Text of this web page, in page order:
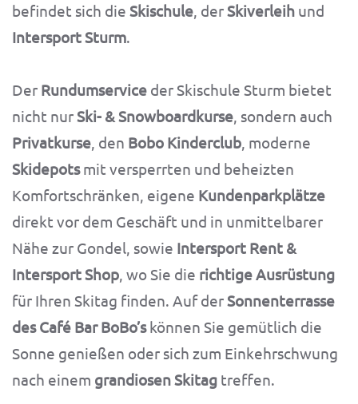
befindet sich die Skischule, derSkiverleih und
Intersport Sturm.
Der Rundumservice der Skischule Sturm bietet
nicht nurSki- & Snowboardkurse, sondern auch
Privatkurse, den Bobo Kinderclub, moderne
Skidepotsmit versperrten und beheizten
Komfortschränken, eigene Kundenparkplätze
direkt vor dem Geschäft und in unmittelbarer
Nähe zur Gondel, sowie Intersport Rent &
Intersport Shop, wo Sie die richtige Ausrüstung
für Ihren Skitag finden. Auf derSonnenterrasse
des Café Bar BoBo’skönnen Sie gemütlich die
Sonne genießen oder sich zum Einkehrschwung
nach einem grandiosen Skitag treffen.